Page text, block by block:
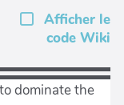
Afficher le
code Wiki